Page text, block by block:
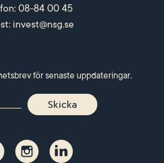
08-84 00 45
invest@nsg.se
för senaste uppdateringar.